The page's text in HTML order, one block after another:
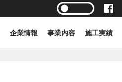
企業情報 事業内容 施工実績